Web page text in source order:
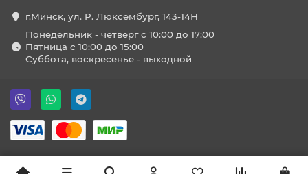
г.Минск, ул. Р. Люксембург, 143-14Н
Понедельник - четверг с 10:00 до 17:00
Пятница с 10:00 до 15:00
Суббота, воскресенье - выходной